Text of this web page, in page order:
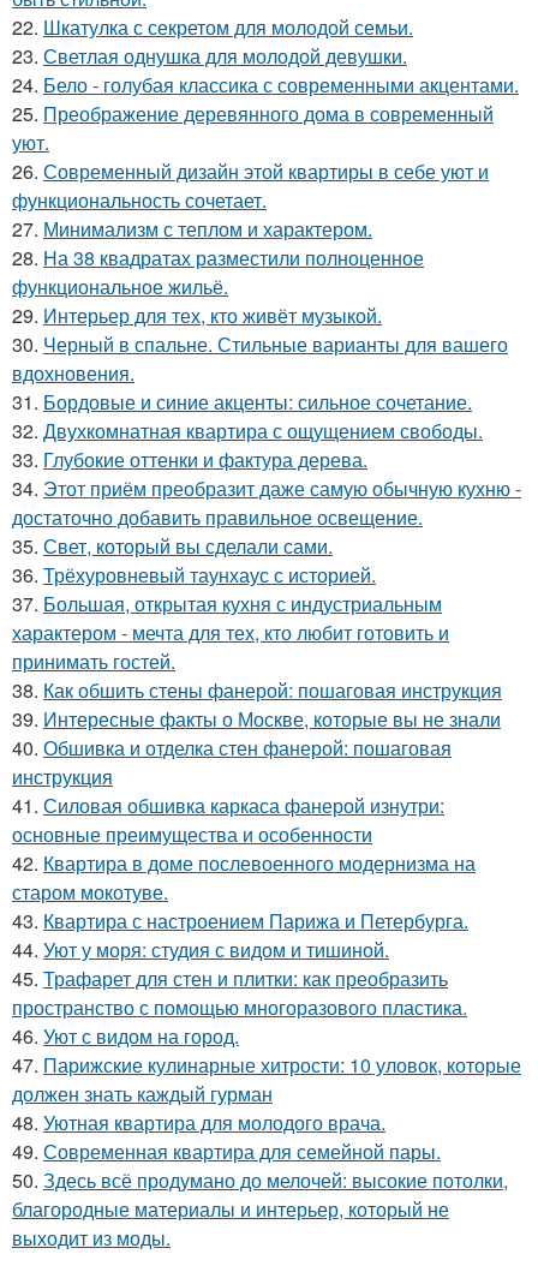
22. Шкатулка с секретом для молодой семьи.
23. Светлая однушка для молодой девушки.
24. Бело - голубая классика с современными акцентами.
25. Преображение деревянного дома в современный
уют.
26. Современный дизайн этой квартиры в себе уют и
функциональность сочетает.
27. Минимализм с теплом и характером.
28. На 38 квадратах разместили полноценное
функциональное жильё.
29. Интерьер для тех, кто живёт музыкой.
30. Черный в спальне. Стильные варианты для вашего
вдохновения.
31. Бордовые и синие акценты: сильное сочетание.
32. Двухкомнатная квартира с ощущением свободы.
33. Глубокие оттенки и фактура дерева.
34. Этот приём преобразит даже самую обычную кухню -
достаточно добавить правильное освещение.
35. Свет, который вы сделали сами.
36. Трёхуровневый таунхаус с историей.
37. Большая, открытая кухня с индустриальным
характером - мечта для тех, кто любит готовить и
принимать гостей.
38. Как обшить стены фанерой: пошаговая инструкция
39. Интересные факты о Москве, которые вы не знали
40. Обшивка и отделка стен фанерой: пошаговая
инструкция
41. Силовая обшивка каркаса фанерой изнутри:
основные преимущества и особенности
42. Квартира в доме послевоенного модернизма на
старом мокотуве.
43. Квартира с настроением Парижа и Петербурга.
44. Уют у моря: студия с видом и тишиной.
45. Трафарет для стен и плитки: как преобразить
пространство с помощью многоразового пластика.
46. Уют с видом на город.
47. Парижские кулинарные хитрости: 10 уловок, которые
должен знать каждый гурман
48. Уютная квартира для молодого врача.
49. Современная квартира для семейной пары.
50. Здесь всё продумано до мелочей: высокие потолки,
благородные материалы и интерьер, который не
выходит из моды.